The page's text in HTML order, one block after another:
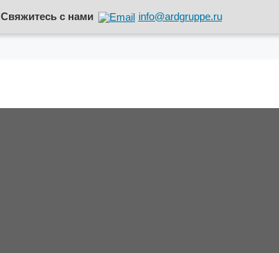
Свяжитесь с нами info@ardgruppe.ru